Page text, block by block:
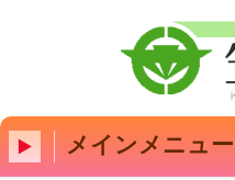
メインメニュー